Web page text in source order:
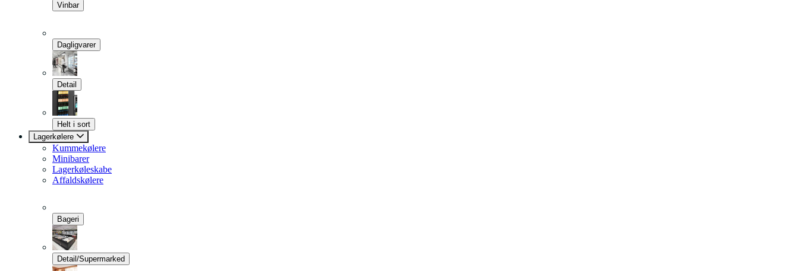
Vinbar
Dagligvarer
Detail
Helt i sort
Lagerkølere
Kummekølere
Minibarer
Lagerkøleskabe
Affaldskølere
Bageri
Detail/Supermarked